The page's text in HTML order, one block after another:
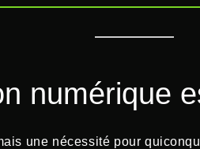
numérique
une nécessité pour